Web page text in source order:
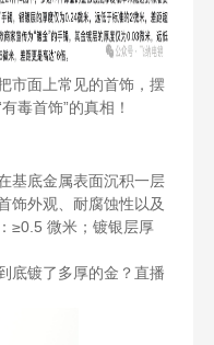
市面上常见的首饰，摆
毒首饰”的真相！
基底金属表面沉积一层
饰外观、耐腐蚀性以及
≥0.5 微米；镀银层厚
底镀了多厚的金？直播